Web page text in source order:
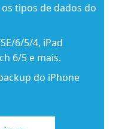
tipos de dados do
6/5/4, iPad
6/5 e mais.
do iPhone